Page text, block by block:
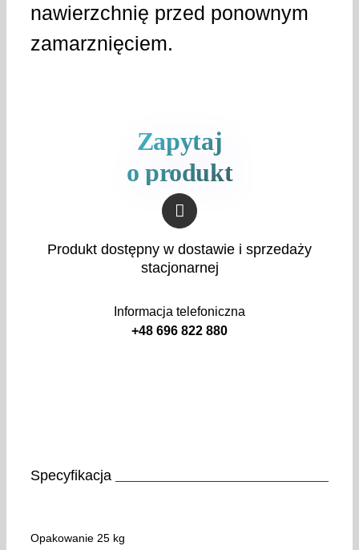
nawierzchnię przed ponownym
zamarznięciem.
Zapytaj
o produkt
Produkt dostępny w dostawie i sprzedaży
stacjonarnej
Informacja telefoniczna
+48 696 822 880
Specyfikacja
Opakowanie 25 kg